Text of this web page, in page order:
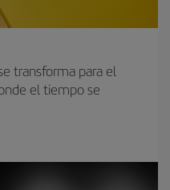
transforma para el
el tiempo se